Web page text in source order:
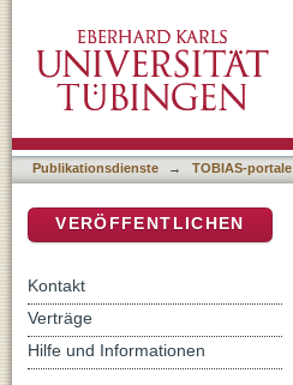
Publikationsdienste → TOBIAS-portale
VERÖFFENTLICHEN
Kontakt
Verträge
Hilfe und Informationen